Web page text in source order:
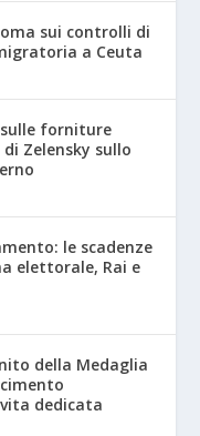
sui controlli di
a Ceuta
forniture
Zelensky sullo
le scadenze
elettorale, Rai e
della Medaglia
dedicata